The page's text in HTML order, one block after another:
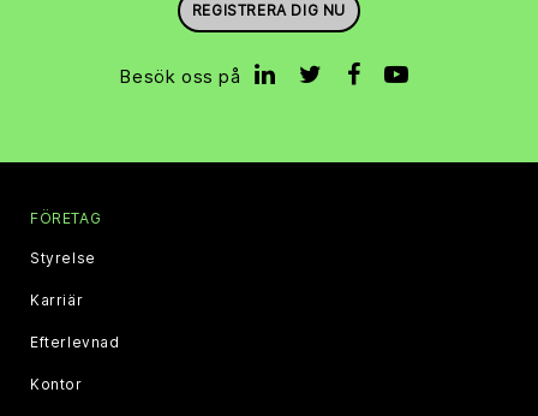
REGISTRERA DIG NU
Besök oss på
FÖRETAG
Styrelse
Karriär
Efterlevnad
Kontor